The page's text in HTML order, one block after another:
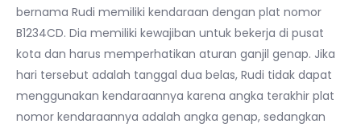
bernama Rudi memiliki kendaraan dengan plat nomor
B1234CD. Dia memiliki kewajiban untuk bekerja di pusat
kota dan harus memperhatikan aturan ganjil genap. Jika
hari tersebut adalah tanggal dua belas, Rudi tidak dapat
menggunakan kendaraannya karena angka terakhir plat
nomor kendaraannya adalah angka genap, sedangkan